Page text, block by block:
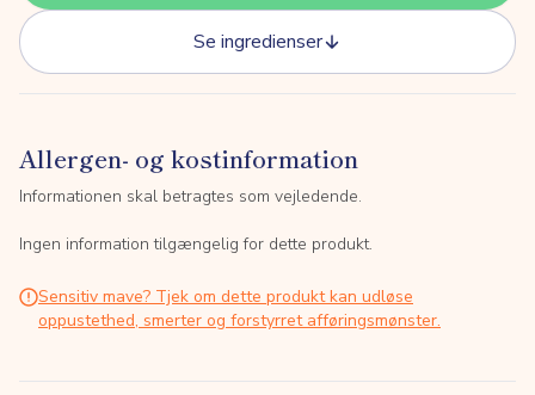
Se ingredienser
Allergen- og kostinformation
Informationen skal betragtes som vejledende.
Ingen information tilgængelig for dette produkt.
Sensitiv mave? Tjek om dette produkt kan udløse
oppustethed, smerter og forstyrret afføringsmønster.